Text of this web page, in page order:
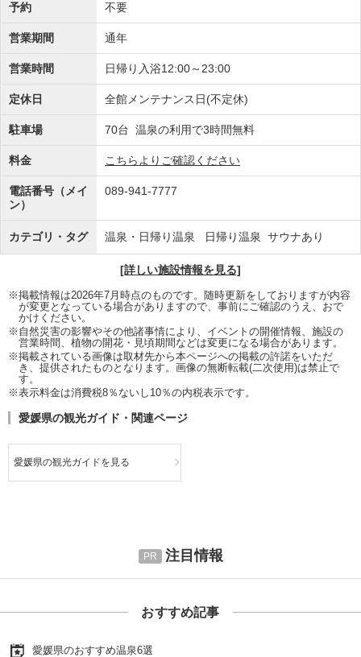
予約 不要
営業期間 通年
営業時間 日帰り入浴12:00～23:00
定休日 全館メンテナンス日(不定休)
駐車場 70台 温泉の利用で3時間無料
料金 こちらよりご確認ください
電話番号（メイ
ン）
089-941-7777
カテゴリ・タグ 温泉・日帰り温泉 日帰り温泉 サウナあり
[詳しい施設情報を見る]
※掲載情報は2026年7月時点のものです。随時更新をしておりますが内容
が変更となっている場合がありますので、事前にご確認のうえ、おで
かけください。
※自然災害の影響やその他諸事情により、イベントの開催情報、施設の
営業時間、植物の開花・見頃期間などは変更になる場合があります。
※掲載されている画像は取材先から本ページへの掲載の許諾をいただ
き、提供されたものとなります。画像の無断転載(二次使用)は禁止で
す。
※表示料金は消費税8％ないし10％の内税表示です。
愛媛県の観光ガイド・関連ページ
愛媛県の観光ガイドを見る
注目情報
おすすめ記事
愛媛県のおすすめ温泉6選